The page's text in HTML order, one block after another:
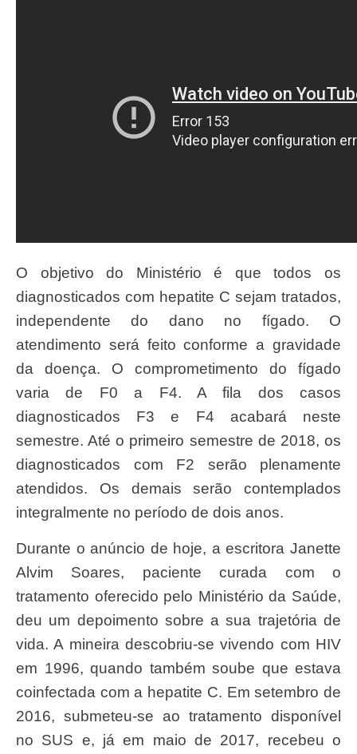
O objetivo do Ministério é que todos os
diagnosticados com hepatite C sejam tratados,
independente do dano no fígado. O
atendimento será feito conforme a gravidade
da doença. O comprometimento do fígado
varia de F0 a F4. A fila dos casos
diagnosticados F3 e F4 acabará neste
semestre. Até o primeiro semestre de 2018, os
diagnosticados com F2 serão plenamente
atendidos. Os demais serão contemplados
integralmente no período de dois anos.
Durante o anúncio de hoje, a escritora Janette
Alvim Soares, paciente curada com o
tratamento oferecido pelo Ministério da Saúde,
deu um depoimento sobre a sua trajetória de
vida. A mineira descobriu-se vivendo com HIV
em 1996, quando também soube que estava
coinfectada com a hepatite C. Em setembro de
2016, submeteu-se ao tratamento disponível
no SUS e, já em maio de 2017, recebeu o